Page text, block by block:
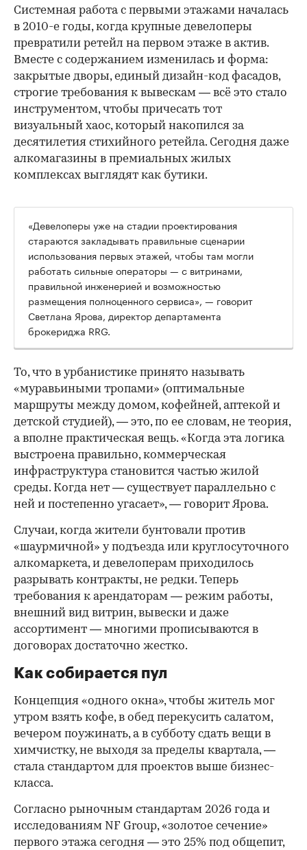
Системная работа с первыми этажами началась
в 2010-е годы, когда крупные девелоперы
превратили ретейл на первом этаже в актив.
Вместе с содержанием изменилась и форма:
закрытые дворы, единый дизайн-код фасадов,
строгие требования к вывескам — всё это стало
инструментом, чтобы причесать тот
визуальный хаос, который накопился за
десятилетия стихийного ретейла. Сегодня даже
алкомагазины в премиальных жилых
комплексах выглядят как бутики.
00:00
«Девелоперы уже на стадии проектирования
стараются закладывать правильные сценарии
использования первых этажей, чтобы там могли
работать сильные операторы — с витринами,
правильной инженерией и возможностью
размещения полноценного сервиса», — говорит
Светлана Ярова, директор департамента
брокериджа RRG.
То, что в урбанистике принято называть
«муравьиными тропами» (оптимальные
маршруты между домом, кофейней, аптекой и
детской студией), — это, по ее словам, не теория,
а вполне практическая вещь. «Когда эта логика
выстроена правильно, коммерческая
инфраструктура становится частью жилой
среды. Когда нет — существует параллельно с
ней и постепенно угасает», — говорит Ярова.
Случаи, когда жители бунтовали против
«шаурмичной» у подъезда или круглосуточного
алкомаркета, и девелоперам приходилось
разрывать контракты, не редки. Теперь
требования к арендаторам — режим работы,
внешний вид витрин, вывески и даже
ассортимент — многими прописываются в
договорах достаточно жестко.
Как собирается пул
Концепция «одного окна», чтобы житель мог
утром взять кофе, в обед перекусить салатом,
вечером поужинать, а в субботу сдать вещи в
химчистку, не выходя за пределы квартала, —
стала стандартом для проектов выше бизнес-
класса.
Согласно рыночным стандартам 2026 года и
исследованиям NF Group, «золотое сечение»
первого этажа сегодня — это 25% под общепит,